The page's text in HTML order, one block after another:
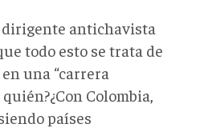
antichavista
todo esto se trata de
una “carrera
Colombia,
países